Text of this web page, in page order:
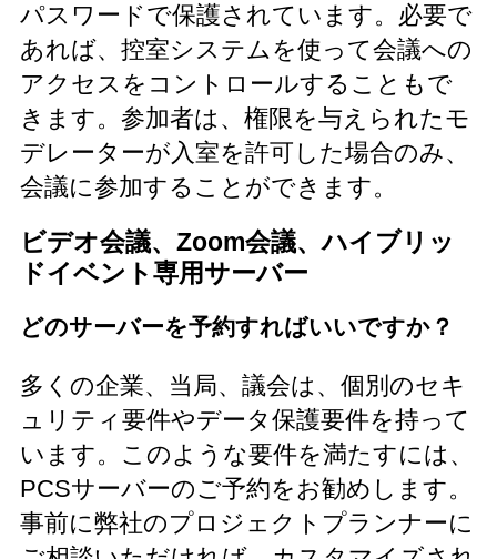
パスワードで保護されています。必要で
あれば、控室システムを使って会議への
アクセスをコントロールすることもで
きます。参加者は、権限を与えられたモ
デレーターが入室を許可した場合のみ、
会議に参加することができます。
ビデオ会議、Zoom会議、ハイブリッ
ドイベント専用サーバー
どのサーバーを予約すればいいですか？
多くの企業、当局、議会は、個別のセキ
ュリティ要件やデータ保護要件を持って
います。このような要件を満たすには、
PCSサーバーのご予約をお勧めします。
事前に弊社のプロジェクトプランナーに